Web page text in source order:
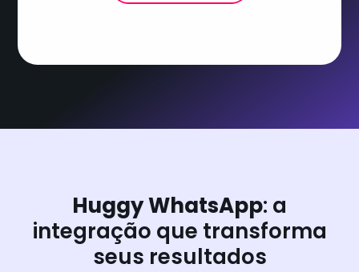
Huggy WhatsApp: a
integração que transforma
seus resultados